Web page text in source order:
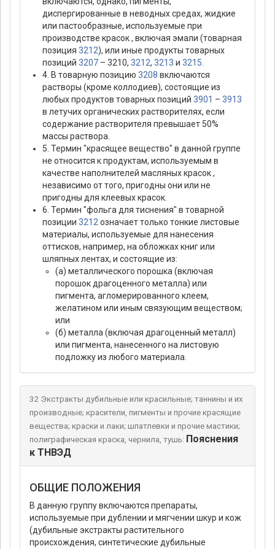
диспергированные в неводных средах, жидкие
или пастообразные, используемые при
производстве красок , включая эмали (товарная
позиция 3212), или иные продукты товарных
позиций 3207 – 3210, 3212, 3213 и 3215
4. В товарную позицию 3208 включаются
растворы (кроме коллодиев), состоящие из
любых продуктов товарных позиций 3901 – 3913
в летучих органических растворителях, если
содержание растворителя превышает 50%
массы раствора.
5. Термин "красящее вещество" в данной группе
не относится к продуктам, используемым в
качестве наполнителей масляных красок ,
независимо от того, пригодны они или не
пригодны для клеевых красок.
6. Термин "фольга для тиснения" в товарной
позиции 3212 означает только тонкие листовые
материалы, используемые для нанесения
оттисков, например, на обложках книг или
шляпных лентах, и состоящие из:
(а) металлического порошка (включая
порошок драгоценного металла) или
пигмента, агломерированного клеем,
желатином или иным связующим веществом;
или
(б) металла (включая драгоценный металл)
или пигмента, нанесенного на листовую
подложку из любого материала.
32 Экстракты дубильные или красильные; таннины и их
производные; красители, пигменты и прочие красящие
вещества; краски и лаки; шпатлевки и прочие мастики;
полиграфическая краска, чернила, тушь: Пояснения
к ТНВЭД
ОБЩИЕ ПОЛОЖЕНИЯ
В данную группу включаются препараты,
используемые при дублении и мягчении шкур и кож
(дубильные экстракты растительного
происхождения, синтетические дубильные